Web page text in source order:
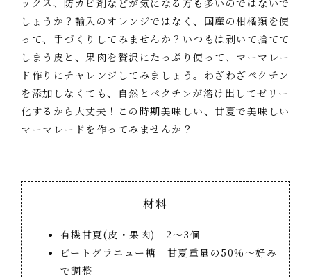
ックス、防カビ剤などが気になる方も多いのではないで
しょうか？輸入のオレンジではなく、国産の柑橘類を使
って、手づくりしてみませんか？いつもは剥いて捨てて
しまう皮と、果肉を贅沢にたっぷり使って、マーマレー
ド作りにチャレンジしてみましょう。わざわざペクチン
を添加しなくても、自然とペクチンが溶け出してゼリー
化するから大丈夫！この時期美味しい、甘夏で美味しい
マーマレードを作ってみませんか？
材料
有機甘夏(皮・果肉) 2～3個
ビートグラニュー糖 甘夏重量の50%～好み
で調整